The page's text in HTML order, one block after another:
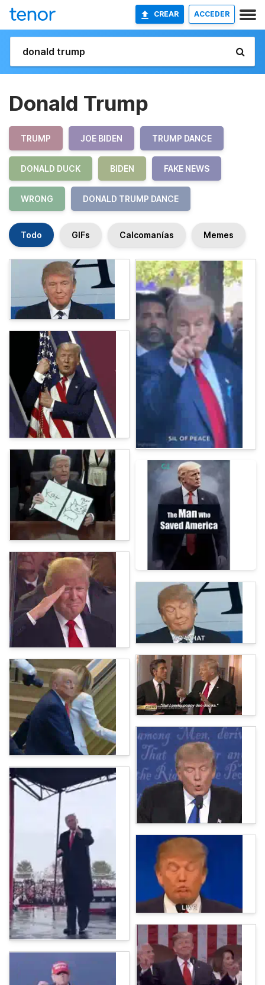
CREAR ACCEDER
Donald Trump
TRUMP JOE BIDEN TRUMP DANCE
DONALD DUCK BIDEN FAKE NEWS
WRONG DONALD TRUMP DANCE
Todo GIFs Calcomanías Memes